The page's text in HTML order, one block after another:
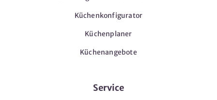
Küchenkonfigurator
Küchenplaner
Küchenangebote
Service